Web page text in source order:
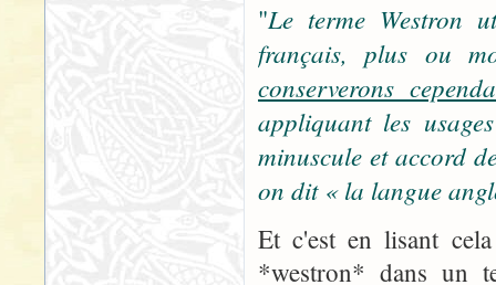
"Le terme Westron
français, plus ou
conserverons
appliquant les
minuscule et accord
on dit « la langue
Et c'est en lisant
*westron* dans un